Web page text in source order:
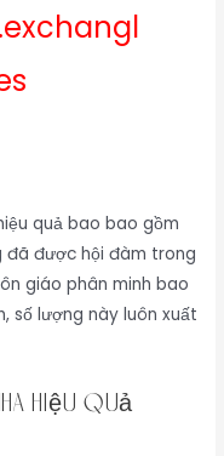
quả bao bao gồm
được hội đàm trong
giáo phân minh bao
số lượng này luôn xuất
hiệu quả